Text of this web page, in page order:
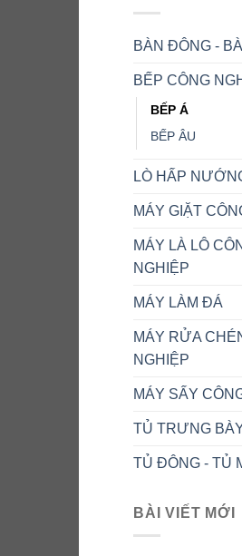
BÀN ĐÔNG -
BẾP CÔNG
BẾP Á
BẾP ÂU
LÒ HẤP
MÁY GIẶT
MÁY LÀ LÔ
NGHIỆP
MÁY LÀM ĐÁ
MÁY RỬA
NGHIỆP
MÁY SẤY
TỦ TRƯNG
TỦ ĐÔNG - TỦ
BÀI VIẾT MỚI